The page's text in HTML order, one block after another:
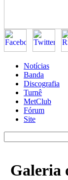
Notícias
Banda
Discografia
Turnê
MetClub
Fórum
Site
Galeria